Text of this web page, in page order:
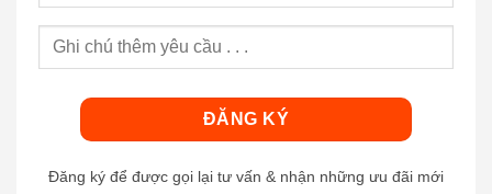
Đăng ký để được gọi lại tư vấn & nhận những ưu đãi mới